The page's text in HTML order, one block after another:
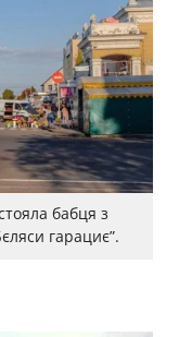
бабця з
гарациє”.